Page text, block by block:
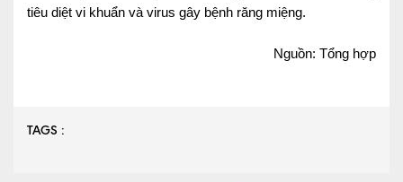
tiêu diệt vi khuẩn và virus gây bệnh răng miệng.
Nguồn: Tổng hợp
TAGS :